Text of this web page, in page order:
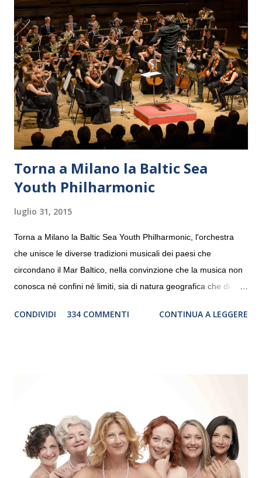
Torna a Milano la Baltic Sea
Youth Philharmonic
luglio 31, 2015
Torna a Milano la Baltic Sea Youth Philharmonic, l'orchestra
che unisce le diverse tradizioni musicali dei paesi che
circondano il Mar Baltico, nella convinzione che la musica non
conosca né confini né limiti, sia di natura geografica che di
debutterà il 10 settembre a Heiden, in Germania, e toccherà, in
“Settembre dell’Accademia” dove si esibirà per il secondo anno
consecutivo. Il pubblico milanese avrà il piacere di applaudire i
giovani artisti della Baltic Sea Youth Philharmonic per la quarta
volta. L’orchestra, fondata nel 2008 da Kristjan Järvi (affiancato
CONDIVIDI 334 COMMENTI CONTINUA A LEGGERE